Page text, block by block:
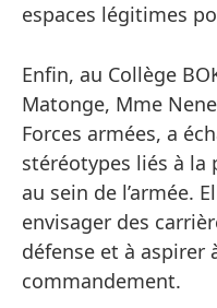
espaces légitimes
Enfin, au Collège
Matonge, Mme
Forces armées, a
stéréotypes liés à
au sein de l’armée.
envisager des
défense et à aspirer
commandement.